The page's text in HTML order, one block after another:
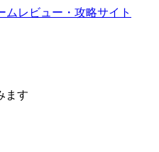
ます